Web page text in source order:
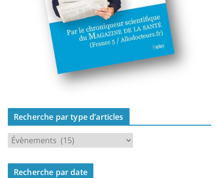
Recherche par type d’articles
e
c
Recherche par date